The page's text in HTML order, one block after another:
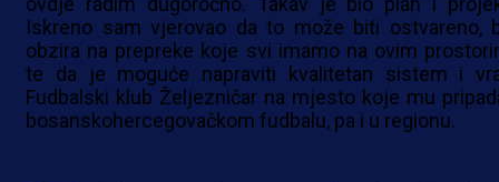
Iskreno sam vjerovao da to može biti ostvareno,
obzira na prepreke koje svi imamo na ovim
te da je moguće napraviti kvalitetan sistem i
Fudbalski klub Željezničar na mjesto koje mu
bosanskohercegovačkom fudbalu, pa i u regionu.